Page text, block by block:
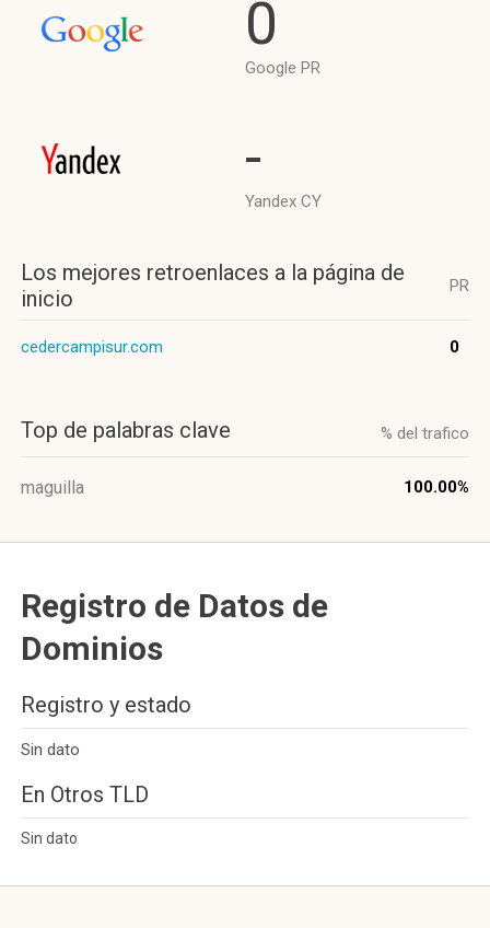
0
Google PR
-
Yandex CY
Los mejores retroenlaces a la página de
inicio
PR
cedercampisur.com 0
Top de palabras clave % del trafico
maguilla 100.00%
Registro de Datos de
Dominios
Registro y estado
Sin dato
En Otros TLD
Sin dato